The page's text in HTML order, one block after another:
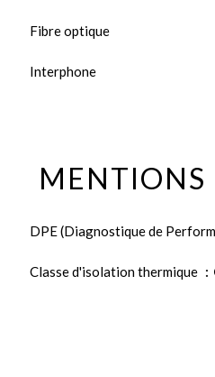
Fibre optique
Interphone
MENTIONS
DPE (Diagnostique de
Classe d'isolation thermique